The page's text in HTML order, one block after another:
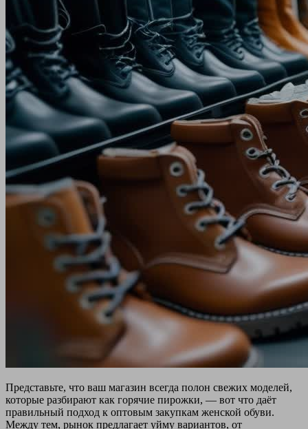
Представьте, что ваш магазин всегда полон свежих моделей,
которые разбирают как горячие пирожки, — вот что даёт
правильный подход к оптовым закупкам женской обуви.
Между тем, рынок предлагает уйму вариантов, от